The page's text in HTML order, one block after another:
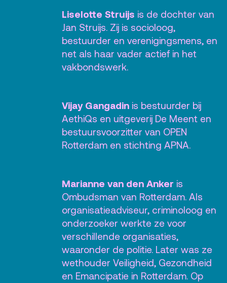
Liselotte Struijs is de dochter van
Jan Struijs. Zij is socioloog,
bestuurder en verenigingsmens, en
net als haar vader actief in het
vakbondswerk.
Vijay Gangadin is bestuurder bij
AethiQs en uitgeverij De Meent en
bestuursvoorzitter van OPEN
Rotterdam en stichting APNA.
Marianne van den Anker is
Ombudsman van Rotterdam. Als
organisatieadviseur, criminoloog en
onderzoeker werkte ze voor
verschillende organisaties,
waaronder de politie. Later was ze
wethouder Veiligheid, Gezondheid
en Emancipatie in Rotterdam. Op